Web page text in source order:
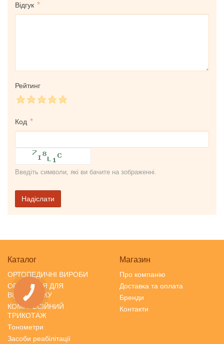
Відгук
Рейтинг
Код
Введіть символи, які ви бачите на зображенні.
Надіслати
Каталог
ОРТОПЕДИЧНІ ВИРОБИ
ОРТОПЕДІЯ ДЛЯ
ВІДПОЧИНКУ
КОМПРЕСІЙНИЙ
ТРИКОТАЖ
Тонометри
Засоби реабілітації
Магазин
Про компанію
Доставка та оплата
Бренди
Контакти